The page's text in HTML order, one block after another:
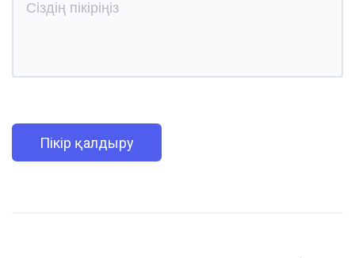
Пікір қалдыру